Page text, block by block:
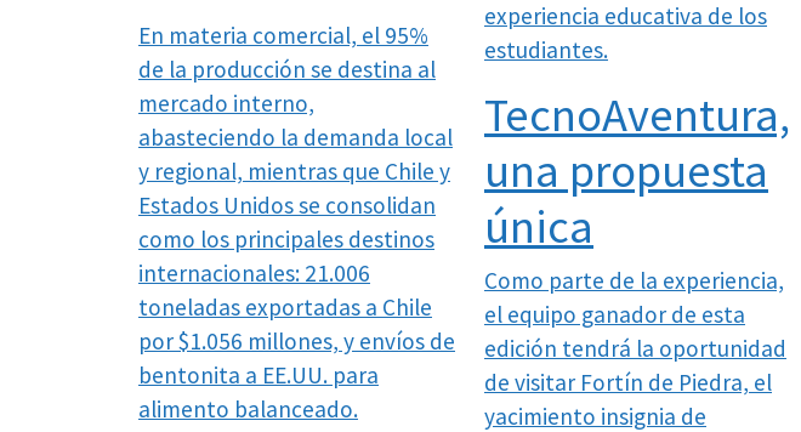
En materia comercial, el 95%
de la producción se destina al
mercado interno,
abasteciendo la demanda local
y regional, mientras que Chile y
Estados Unidos se consolidan
como los principales destinos
internacionales: 21.006
toneladas exportadas a Chile
por $1.056 millones, y envíos de
bentonita a EE.UU. para
alimento balanceado.
experiencia educativa de los
estudiantes.
TecnoAventura,
una propuesta
única
Como parte de la experiencia,
el equipo ganador de esta
edición tendrá la oportunidad
de visitar Fortín de Piedra, el
yacimiento insignia de